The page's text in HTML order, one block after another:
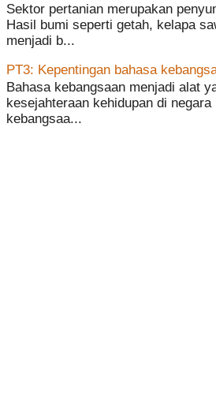
Sektor pertanian merupakan
Hasil bumi seperti getah, kelapa
menjadi b...
PT3: Kepentingan bahasa
Bahasa kebangsaan menjadi alat
kesejahteraan kehidupan di
kebangsaa...